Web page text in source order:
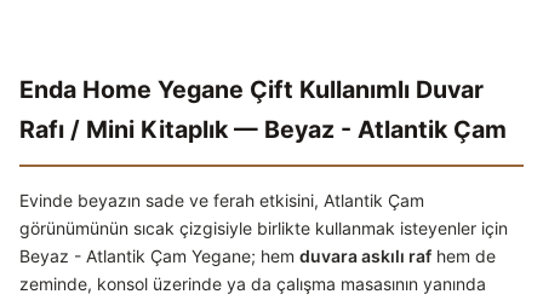
Enda Home Yegane Çift Kullanımlı Duvar
Rafı / Mini Kitaplık — Beyaz - Atlantik Çam
Evinde beyazın sade ve ferah etkisini, Atlantik Çam
görünümünün sıcak çizgisiyle birlikte kullanmak isteyenler için
Beyaz - Atlantik Çam Yegane; hem duvara askılı raf hem de
zeminde, konsol üzerinde ya da çalışma masasının yanında